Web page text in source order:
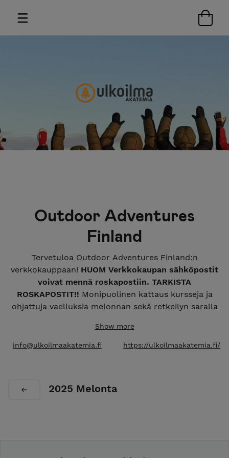
Outdoor Adventures
Finland
Tervetuloa Outdoor Adventures Finland:n
verkkokauppaan! HUOM Verkkokaupan sähköpostit
voivat mennä roskapostiin. TARKISTA
ROSKAPOSTIT!! Monipuolinen kattaus kursseja ja
ohjattuja vaelluksia melonnan sekä retkeilyn saralla
turvalliseen luontoelämykseen sekä uuden
oppimiseen ammattitaitoisten oppaiden johdolla.
Show more
info@ulkoilmaakatemia.fi https://ulkoilmaakatemia.fi/
2025 Melonta